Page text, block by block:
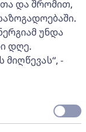
და შრომით,
უნდა
დღე.
-